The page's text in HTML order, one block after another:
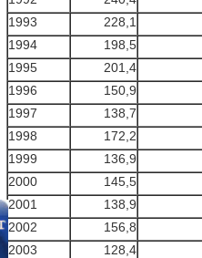
1993
228,1
1994
198,5
1995
201,4
1996
150,9
1997
138,7
1998
172,2
1999
136,9
2000
145,5
2001
138,9
2002
156,8
2003
128,4